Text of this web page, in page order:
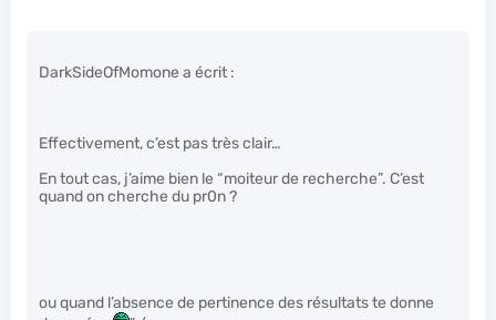
DarkSideOfMomone a écrit :
Effectivement, c’est pas très clair…
En tout cas, j’aime bien le “moiteur de recherche”. C’est
quand on cherche du pr0n ?
ou quand l’absence de pertinence des résultats te donne